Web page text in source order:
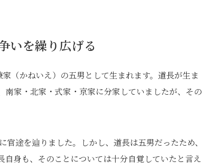
いを繰り広げる
（かねいえ）の五男として生まれます。道長が生ま
家・北家・式家・京家に分家していましたが、その
途を辿りました。しかし、道長は五男だったため、
身も、そのことについては十分自覚していたと言え